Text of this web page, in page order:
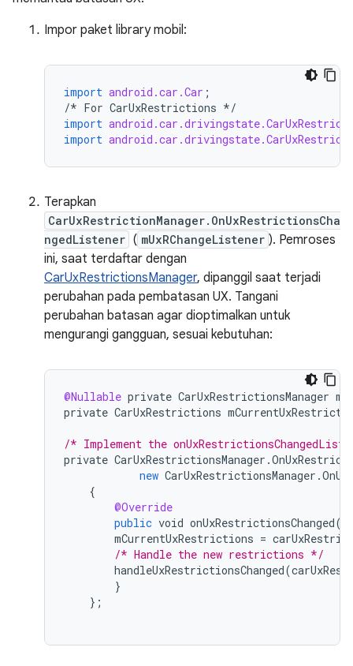
Impor paket library mobil:
import android.car.Car ;
/* For CarUxRestrictions */
import
import
Terapkan
CarUxRestrictionManager.OnUxRestrictionsCha
ngedListener ( mUxRChangeListener ). Pemroses
ini, saat terdaftar dengan
CarUxRestrictionsManager, dipanggil saat terjadi
perubahan pada pembatasan UX. Tangani
perubahan batasan agar dioptimalkan untuk
mengurangi gangguan, sesuai kebutuhan:
@Nullable private CarUxRestrictionsManager
private CarUxRestrictions
/* Implement the
private CarUxRestrictionsManager .
new CarUxRestrictionsManager .
{
@Override
public void onUxRestrictionsChanged(
mCurrentUxRestrictions =
/* Handle the new restrictions */
handleUxRestrictionsChanged(
}
} ;